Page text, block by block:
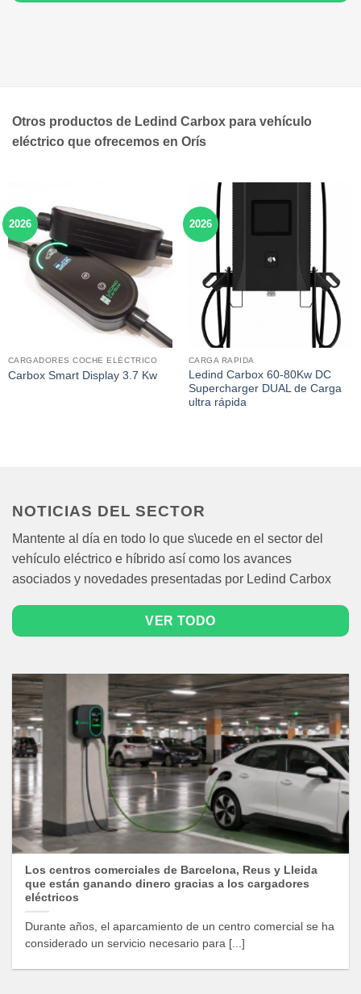
Otros productos de Ledind Carbox para vehículo
eléctrico que ofrecemos en Orís
2026
CARGADORES COCHE ELÉCTRICO
Carbox Smart Display 3.7 Kw
2026
CARGA RAPIDA
Ledind Carbox 60-80Kw DC
Supercharger DUAL de Carga
ultra rápida
NOTICIAS DEL SECTOR
Mantente al día en todo lo que s\ucede en el sector del
vehículo eléctrico e híbrido así como los avances
asociados y novedades presentadas por Ledind Carbox
VER TODO
Los centros comerciales de Barcelona, Reus y Lleida
que están ganando dinero gracias a los cargadores
eléctricos
Durante años, el aparcamiento de un centro comercial se ha
considerado un servicio necesario para [...]